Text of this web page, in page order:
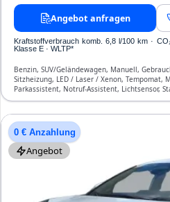
Angebot anfragen
Kraftstoffverbrauch komb. 6,8 l/100 km ·
Klasse E · WLTP*
Benzin, SUV/Geländewagen, Manuell,
Sitzheizung, LED / Laser / Xenon, Tempomat,
Parkassistent, Notruf-Assistent, Lichtsensor,
Freisprecheinrichtung, ESP, ABS,
0 € Anzahlung
Angebot